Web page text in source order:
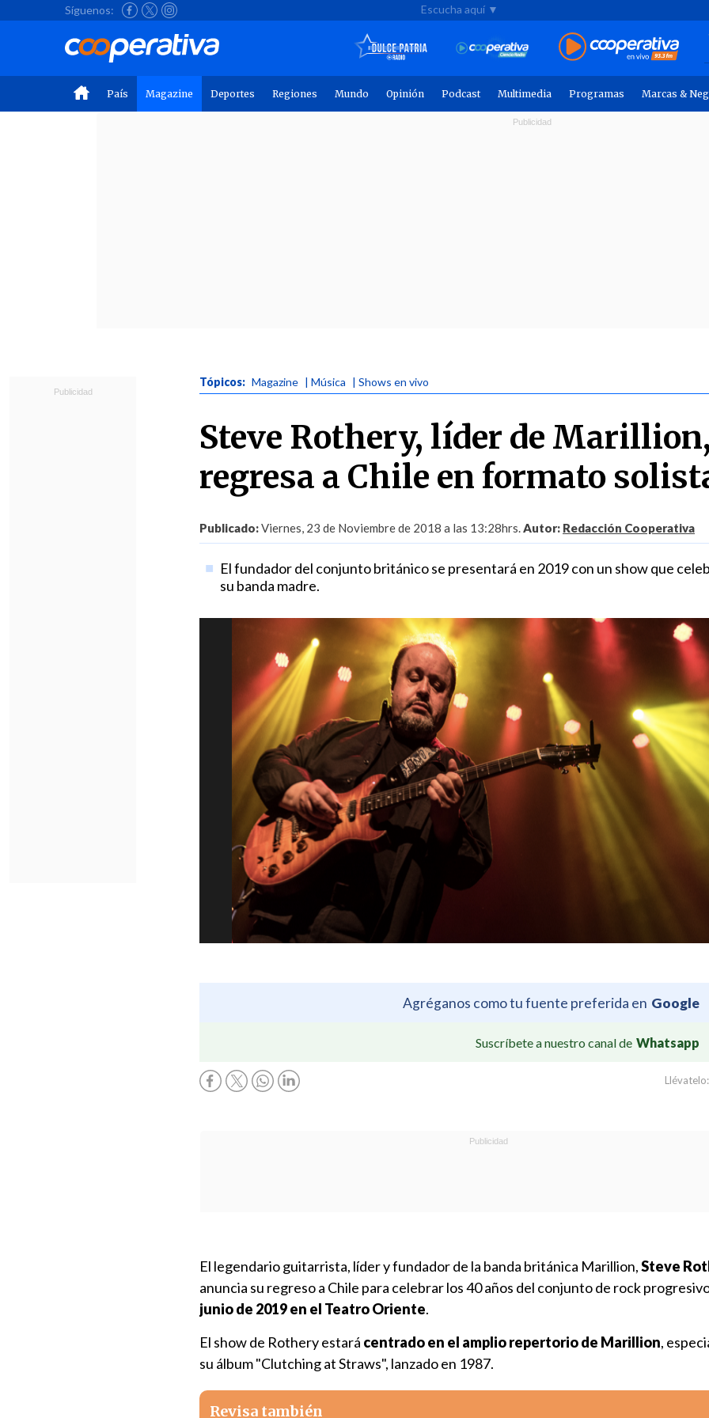
Síguenos: Escucha aquí ▼
País Magazine Deportes Regiones Mundo Opinión Podcast Multimedia Programas Marcas &
Tópicos: Magazine | Música | Shows en vivo
Steve Rothery, líder de
regresa a Chile en formato
Publicado:Viernes, 23 de Noviembre de 2018 a las 13:28hrs.Autor: Redacción Cooperativa
El fundador del conjunto británico se presentará en 2019 con un show que
su banda madre.
Agréganos como tu fuente preferida en Google
Suscríbete a nuestro canal de Whatsapp
Llévatelo:
El legendario guitarrista, líder y fundador de la banda británica Marillion,Steve
anuncia su regreso a Chile para celebrar los 40 años del conjunto de rock
junio de 2019 en el Teatro Oriente.
El show de Rothery estará centrado en el amplio repertorio de Marillion,
su álbum "Clutching at Straws", lanzado en 1987.
Revisa también